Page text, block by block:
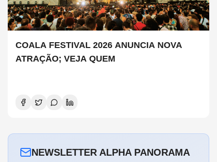
COALA FESTIVAL 2026 ANUNCIA NOVA
ATRAÇÃO; VEJA QUEM
NEWSLETTER ALPHA PANORAMA